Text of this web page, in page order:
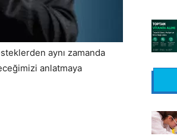
aynı zamanda
anlatmaya